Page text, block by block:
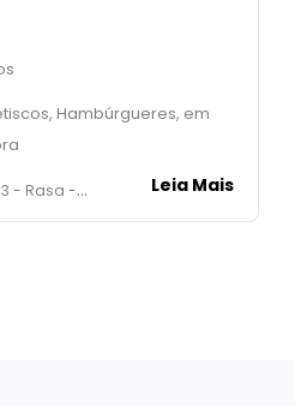
Hambúrgueres, em
dos Búzios Leia Mais